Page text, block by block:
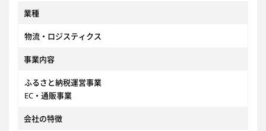
業種
物流・ロジスティクス
事業内容
ふるさと納税運営事業
EC・通販事業
会社の特徴